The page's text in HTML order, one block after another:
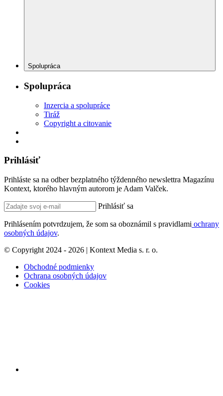
Spolupráca
Spolupráca
Inzercia a spolupráce
Tiráž
Copyright a citovanie
Prihlásiť
Prihláste sa na odber bezplatného týždenného newslettra Magazínu
Kontext, ktorého hlavným autorom je Adam Valček.
Prihlásiť sa
Prihlásením potvrdzujem, že som sa oboznámil s pravidlami ochrany
osobných údajov.
© Copyright 2024 - 2026 | Kontext Media s. r. o.
Obchodné podmienky
Ochrana osobných údajov
Cookies